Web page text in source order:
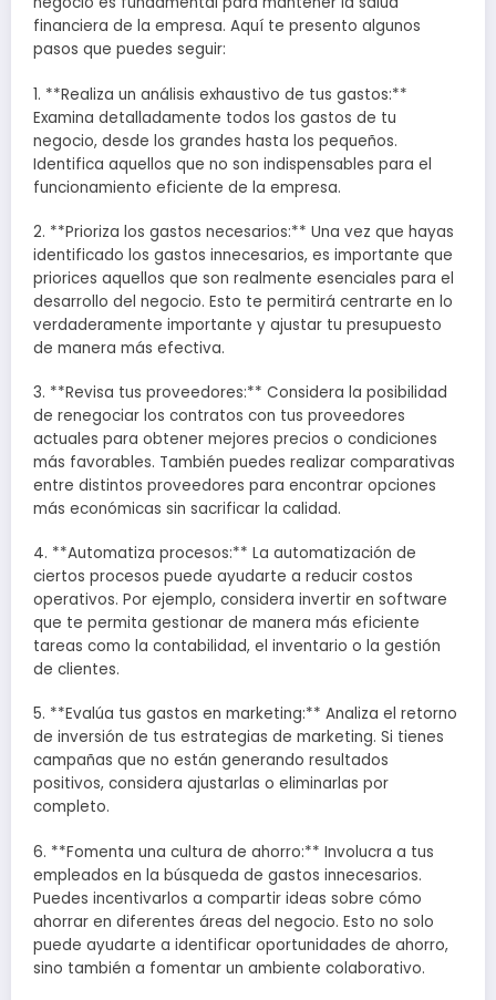
financiera de la empresa. Aquí te presento algunos
pasos que puedes seguir:
1. **Realiza un análisis exhaustivo de tus gastos:**
Examina detalladamente todos los gastos de tu
negocio, desde los grandes hasta los pequeños.
Identifica aquellos que no son indispensables para el
funcionamiento eficiente de la empresa.
2. **Prioriza los gastos necesarios:** Una vez que hayas
identificado los gastos innecesarios, es importante que
priorices aquellos que son realmente esenciales para el
desarrollo del negocio. Esto te permitirá centrarte en lo
verdaderamente importante y ajustar tu presupuesto
de manera más efectiva.
3. **Revisa tus proveedores:** Considera la posibilidad
de renegociar los contratos con tus proveedores
actuales para obtener mejores precios o condiciones
más favorables. También puedes realizar comparativas
entre distintos proveedores para encontrar opciones
más económicas sin sacrificar la calidad.
4. **Automatiza procesos:** La automatización de
ciertos procesos puede ayudarte a reducir costos
operativos. Por ejemplo, considera invertir en software
que te permita gestionar de manera más eficiente
tareas como la contabilidad, el inventario o la gestión
de clientes.
5. **Evalúa tus gastos en marketing:** Analiza el retorno
de inversión de tus estrategias de marketing. Si tienes
campañas que no están generando resultados
positivos, considera ajustarlas o eliminarlas por
completo.
6. **Fomenta una cultura de ahorro:** Involucra a tus
empleados en la búsqueda de gastos innecesarios.
Puedes incentivarlos a compartir ideas sobre cómo
ahorrar en diferentes áreas del negocio. Esto no solo
puede ayudarte a identificar oportunidades de ahorro,
sino también a fomentar un ambiente colaborativo.